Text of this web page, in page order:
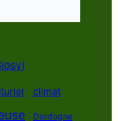
climat
Dordogne